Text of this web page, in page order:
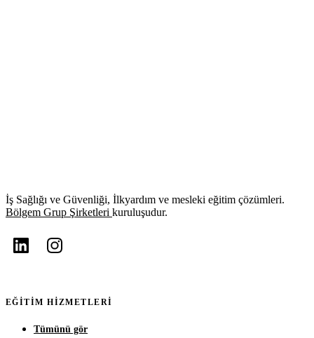
İş Sağlığı ve Güvenliği, İlkyardım ve mesleki eğitim çözümleri.
Bölgem Grup Şirketleri kuruluşudur.
EĞITIM HIZMETLERI
Tümünü gör